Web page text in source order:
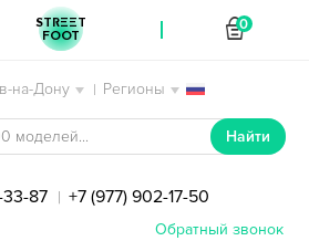
на-Дону | Регионы
Найти
33-87 | +7 (977) 902-17-50
Обратный звонок
STREET
FOOT
0